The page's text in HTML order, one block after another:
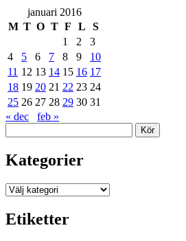
Sidopanel
januari 2016
M T O T F L
S
1
2
3
4
5 6 7 8 9
10
11 12 13 14 15 16 17
18 19 20 21 22 23 24
25 26 27 28 29 30 31
« dec
feb »
Kategorier
Kategorier
Etiketter